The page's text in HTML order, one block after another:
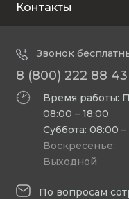
Контакты
Звонок
8 (800) 222 88 43
Время работы:
08:00 – 18:00
Суббота: 08:00 –
Воскресенье:
Выходной
По вопросам